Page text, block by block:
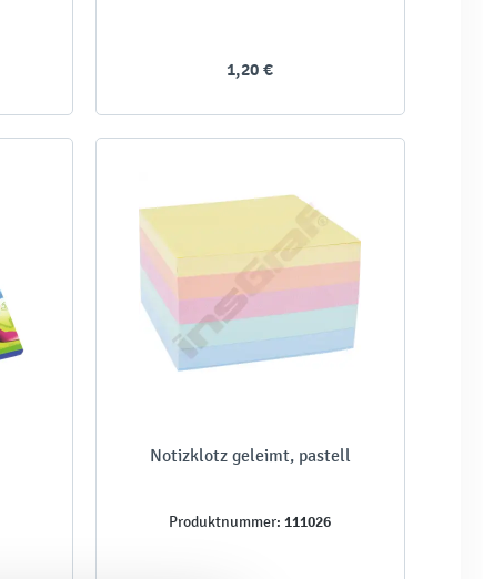
1,20 €
Notizklotz geleimt, pastell
Produktnummer: 111026